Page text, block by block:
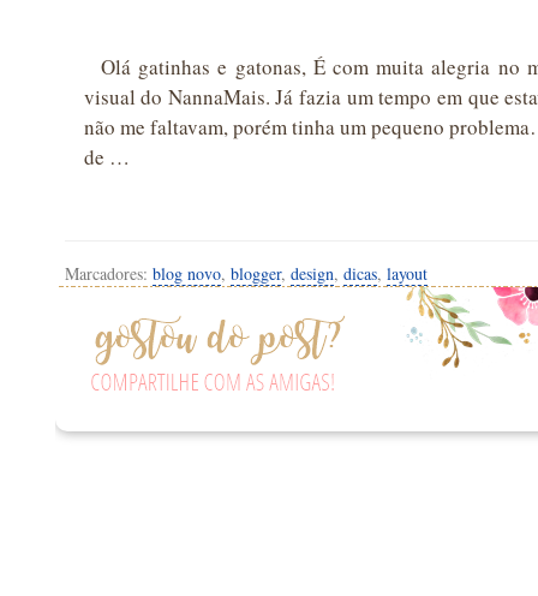
Olá gatinhas e gatonas, É com muita alegria no
visual do NannaMais. Já fazia um tempo em que
não me faltavam, porém tinha um pequeno
de …
Marcadores: blog novo, blogger, design, dicas, layout